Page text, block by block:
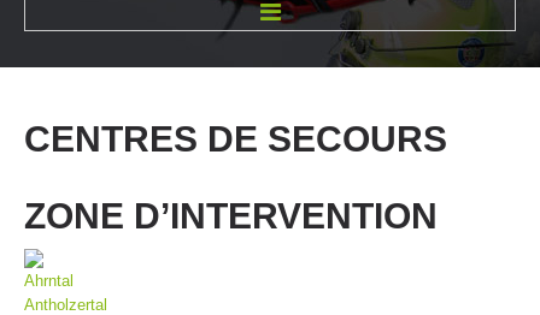
CENTRES DE SECOURS
ZONE D’INTERVENTION
Ahrntal
Antholzertal